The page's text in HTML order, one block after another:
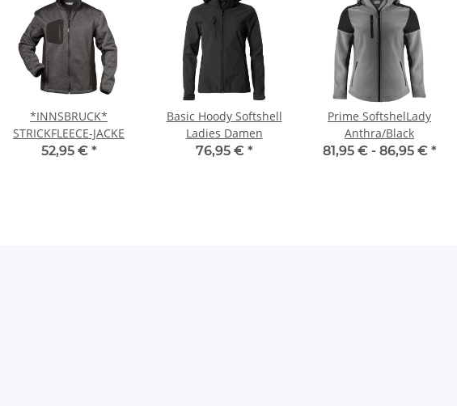
*INNSBRUCK*
STRICKFLEECE-JACKE
52,95 € *
Basic Hoody Softshell
Ladies Damen
76,95 € *
Prime SoftshelLady
Anthra/Black
81,95 € - 86,95 € *